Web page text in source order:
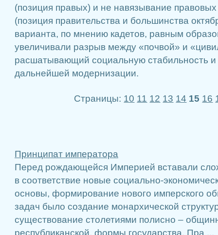
(позиция правых) и не навязывание
(позиция правительства и большинства
варианта, по мнению кадетов, равным
увеличивали разрыв между «почвой» и
расшатывающий социальную стабильность и
дальнейшей модернизации.
Страницы: 10 11 12 13 14 15 16
Принципат императора
Перед рождающейся Империей вставали
в соответствие новые социально-
основы, формирование нового имперского
задач было создание монархической
существование столетиями полисно –
республиканской, формы государства. Пра ...